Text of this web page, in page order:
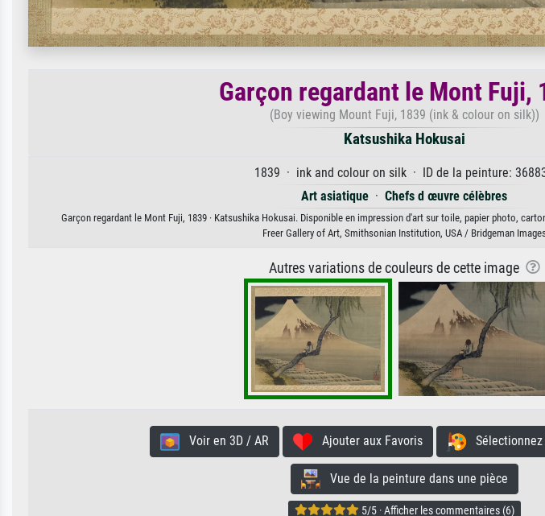
Garçon regardant le Mont Fuji,
(Boy viewing Mount Fuji, 1839 (ink & colour on silk))
Katsushika Hokusai
1839 · ink and colour on silk · ID de la peinture:
Art asiatique · Chefs d œuvre célèbres
Garçon regardant le Mont Fuji, 1839 · Katsushika Hokusai. Disponible en impression d'art sur toile, papier photo,
Freer Gallery of Art, Smithsonian Institution, USA / Bridgeman
Autres variations de couleurs de cette image
Voir en 3D / AR Ajouter aux Favoris
Vue de la peinture dans une pièce
5/5 · Afficher les commentaires (6)